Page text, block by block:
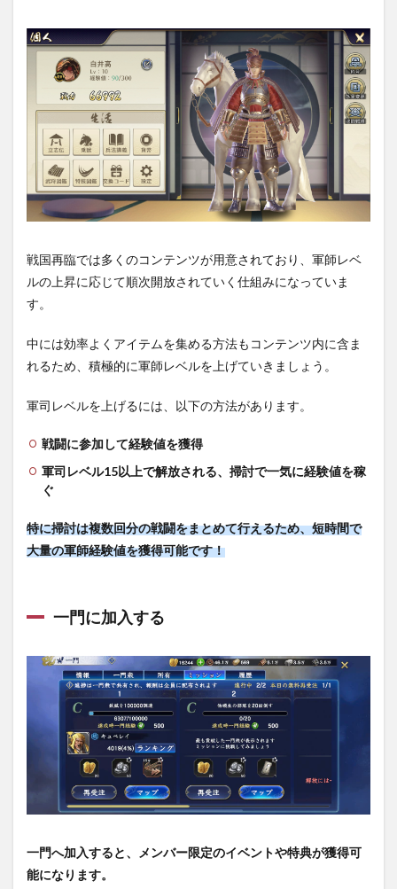
戦国再臨では多くのコンテンツが用意されており、軍師レベ
ルの上昇に応じて順次開放されていく仕組みになっていま
す。
中には効率よくアイテムを集める方法もコンテンツ内に含ま
れるため、積極的に軍師レベルを上げていきましょう。
軍司レベルを上げるには、以下の方法があります。
戦闘に参加して経験値を獲得
軍司レベル15以上で解放される、掃討で一気に経験値を稼
ぐ
特に掃討は複数回分の戦闘をまとめて行えるため、短時間で
大量の軍師経験値を獲得可能です！
一門に加入する
一門へ加入すると、メンバー限定のイベントや特典が獲得可
能になります。